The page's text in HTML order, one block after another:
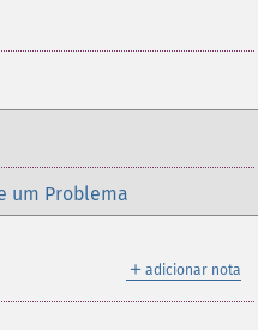
um Problema
＋ adicionar nota